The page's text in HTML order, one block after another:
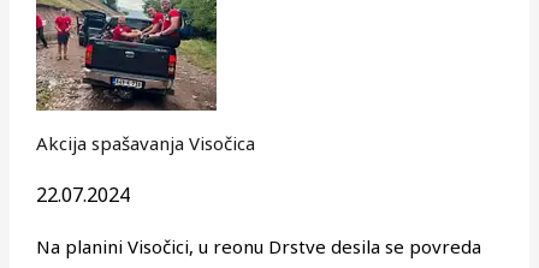
Akcija spašavanja Visočica
22.07.2024
Na planini Visočici, u reonu Drstve desila se povreda